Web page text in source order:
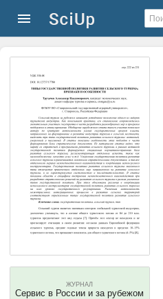
ЖУРНАЛ
Сервис в России и за рубежом